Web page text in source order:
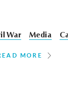
War Media
MORE